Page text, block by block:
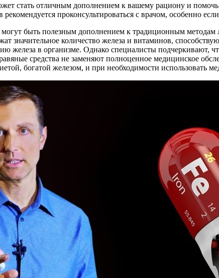
стать отличным дополнением к вашему рациону и
проконсультироваться с врачом, особенно
могут быть полезным дополнением к традиционным
значительное количество железа и витаминов,
железа в организме. Однако специалисты подчеркивают,
средства не заменяют полноценное медицинское
богатой железом, и при необходимости использовать